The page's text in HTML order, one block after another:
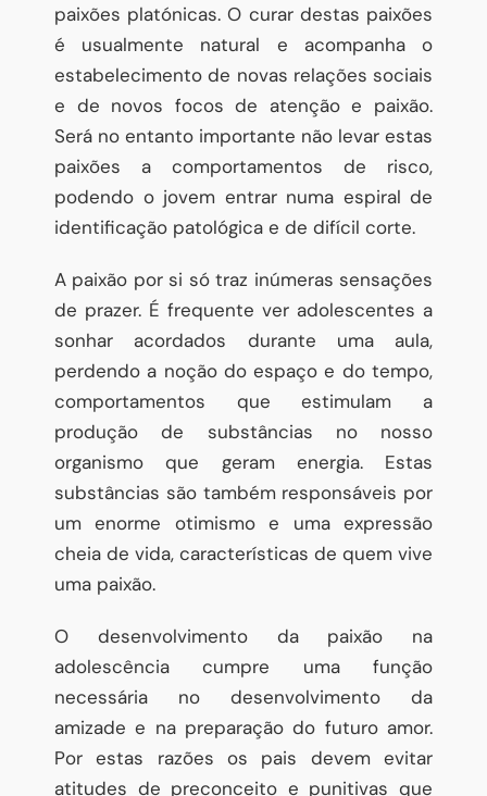
paixões platónicas. O curar destas paixões
é usualmente natural e acompanha o
estabelecimento de novas relações sociais
e de novos focos de atenção e paixão.
Será no entanto importante não levar estas
paixões a comportamentos de risco,
podendo o jovem entrar numa espiral de
identificação patológica e de difícil corte.
A paixão por si só traz inúmeras sensações
de prazer. É frequente ver adolescentes a
sonhar acordados durante uma aula,
perdendo a noção do espaço e do tempo,
comportamentos que estimulam a
produção de substâncias no nosso
organismo que geram energia. Estas
substâncias são também responsáveis por
um enorme otimismo e uma expressão
cheia de vida, características de quem vive
uma paixão.
O desenvolvimento da paixão na
adolescência cumpre uma função
necessária no desenvolvimento da
amizade e na preparação do futuro amor.
Por estas razões os pais devem evitar
atitudes de preconceito e punitivas que